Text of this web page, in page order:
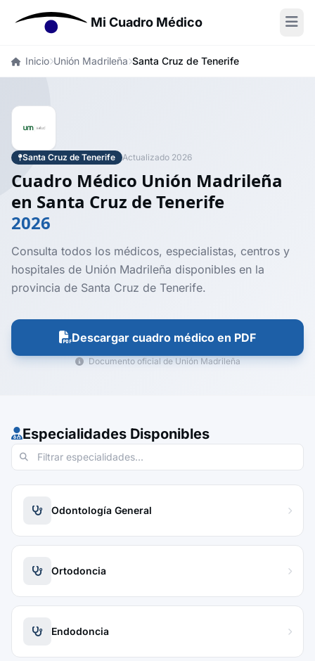
Mi Cuadro Médico
Inicio Unión Madrileña Santa Cruz de Tenerife
Santa Cruz de Tenerife Actualizado 2026
Cuadro Médico Unión Madrileña
en Santa Cruz de Tenerife
2026
Consulta todos los médicos, especialistas, centros y
hospitales de Unión Madrileña disponibles en la
provincia de Santa Cruz de Tenerife.
Descargar cuadro médico en PDF
Documento oficial de Unión Madrileña
Especialidades Disponibles
Odontología General
Ortodoncia
Endodoncia